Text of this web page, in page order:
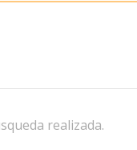
realizada.